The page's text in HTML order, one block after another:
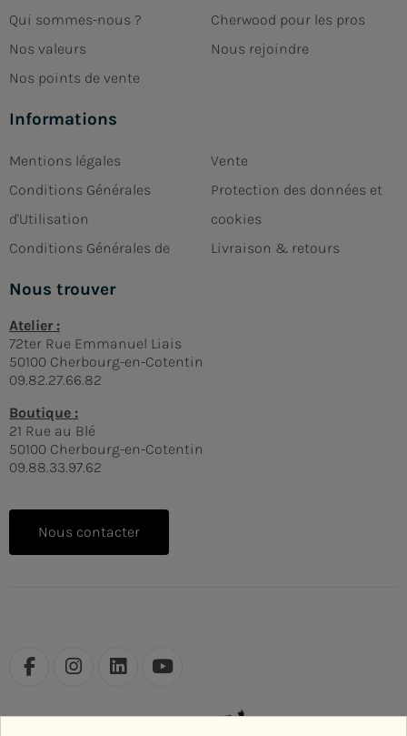
Qui sommes-nous ?
Nos valeurs
Nos points de vente
Cherwood pour les pros
Nous rejoindre
Informations
Mentions légales
Conditions Générales
d'Utilisation
Conditions Générales de
Vente
Protection des données et
cookies
Livraison & retours
Nous trouver
Atelier :
72ter Rue Emmanuel Liais
50100 Cherbourg-en-Cotentin
09.82.27.66.82
Boutique :
21 Rue au Blé
50100 Cherbourg-en-Cotentin
09.88.33.97.62
Nous contacter